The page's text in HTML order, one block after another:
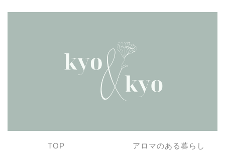
TOP アロマのある暮らし